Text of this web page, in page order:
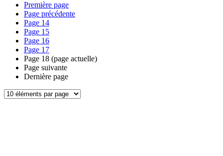
Première page
Page précédente
Page 14
Page 15
Page 16
Page 17
Page 18 (page actuelle)
Page suivante
Dernière page